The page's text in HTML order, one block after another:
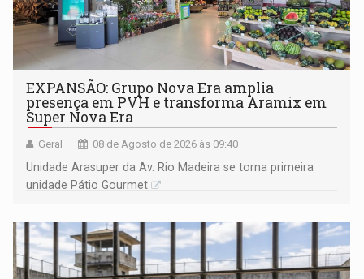
EXPANSÃO: Grupo Nova Era amplia
presença em PVH e transforma Aramix em
Super Nova Era
Geral 08 de Agosto de 2026 às 09:40
Unidade Arasuper da Av. Rio Madeira se torna primeira
unidade Pátio Gourmet